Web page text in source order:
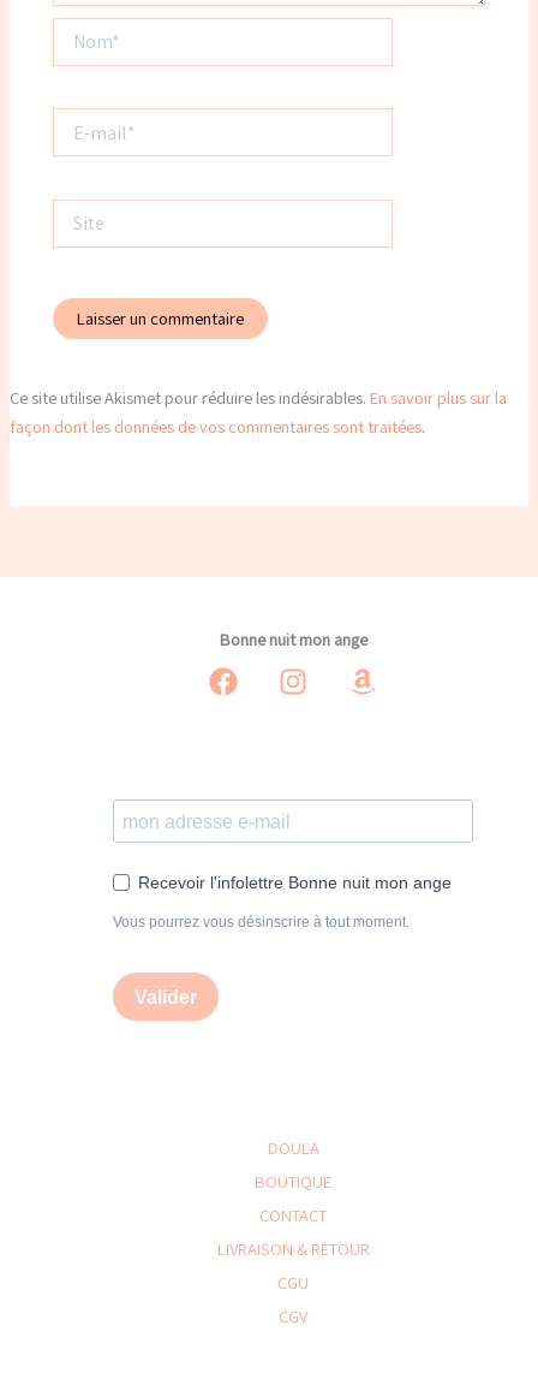
mail*
Ce site utilise Akismet pour réduire les indésirables. En savoir plus sur la
façon dont les données de vos commentaires sont traitées.
Bonne nuit mon ange
Recevoir l'infolettre Bonne nuit mon ange
Vous pourrez vous désinscrire à tout moment.
Valider
DOULA
BOUTIQUE
CONTACT
LIVRAISON & RETOUR
CGU
CGV